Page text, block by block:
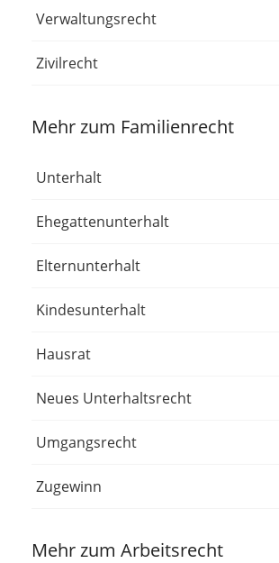
Verwaltungsrecht
Zivilrecht
Mehr zum Familienrecht
Unterhalt
Ehegattenunterhalt
Elternunterhalt
Kindesunterhalt
Hausrat
Neues Unterhaltsrecht
Umgangsrecht
Zugewinn
Mehr zum Arbeitsrecht